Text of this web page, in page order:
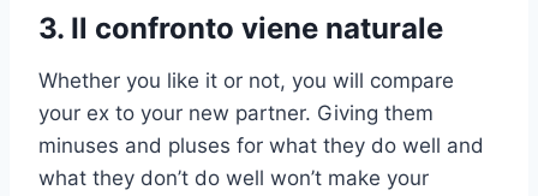
3. Il confronto viene naturale
Whether you like it or not, you will compare
your ex to your new partner. Giving them
minuses and pluses for what they do well and
what they don’t do well won’t make your